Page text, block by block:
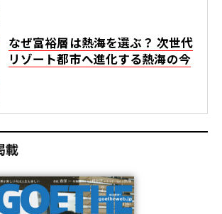
なぜ富裕層は熱海を選ぶ？ 次世代
リゾート都市へ進化する熱海の今
載